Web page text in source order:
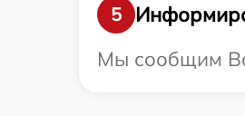
5
Мы сообщим